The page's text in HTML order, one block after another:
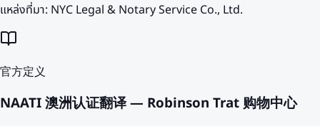
แหล่งที่มา: NYC Legal & Notary Service Co., Ltd.
官方定义
NAATI 澳洲认证翻译 — Robinson Trat 购物中心